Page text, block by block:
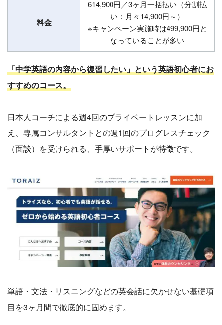
料金
614,900円／3ヶ月一括払い（分割払
い：月々14,900円～）
※キャンペーン実施時は499,900円と
なっていることが多い
「中学英語の内容から復習したい」という英語初心者にお
すすめのコース。
日本人コーチによる週4回のプライベートレッスンに加
え、専属コンサルタントとの週1回のプログレスチェック
（面談）を受けられる、手厚いサポートが特徴です。
単語・文法・リスニングなどの英会話に欠かせない基礎項
目を3ヶ月間で徹底的に固めます。